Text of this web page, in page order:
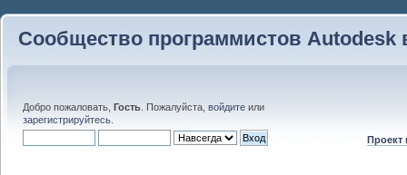
Сообщество программистов Autodesk
Добро пожаловать, Гость . Пожалуйста, войдите или
зарегистрируйтесь
Проект